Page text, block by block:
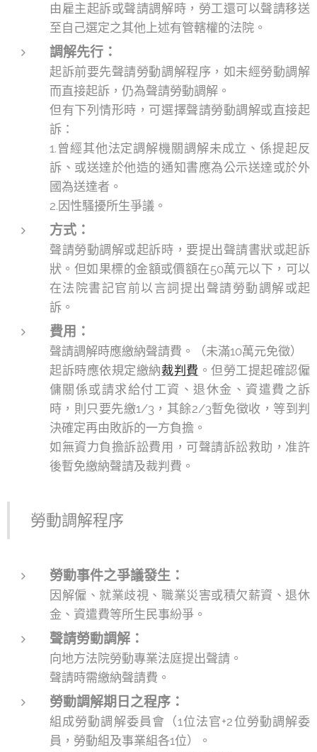
由雇主起訴或聲請調解時，勞工還可以聲請移送
至自己選定之其他上述有管轄權的法院。
調解先行：
起訴前要先聲請勞動調解程序，如未經勞動調解
而直接起訴，仍為聲請勞動調解。
但有下列情形時，可選擇聲請勞動調解或直接起
訴：
1.曾經其他法定調解機關調解未成立、係提起反
訴、或送達於他造的通知書應為公示送達或於外
國為送達者。
2.因性騷擾所生爭議。
方式：
聲請勞動調解或起訴時，要提出聲請書狀或起訴
狀。但如果標的金額或價額在50萬元以下，可以
在法院書記官前以言詞提出聲請勞動調解或起
訴。
費用：
聲請調解時應繳納聲請費。（未滿10萬元免徵）
起訴時應依規定繳納裁判費 。但勞工提起確認僱
傭關係或請求給付工資、退休金、資遣費之訴
時，則只要先繳1/3，其餘2/3暫免徵收，等到判
決確定再由敗訴的一方負擔。
如無資力負擔訴訟費用，可聲請訴訟救助，准許
後暫免繳納聲請及裁判費。
勞動調解程序
勞動事件之爭議發生：
因解僱、就業歧視、職業災害或積欠薪資、退休
金、資遣費等所生民事紛爭。
聲請勞動調解：
向地方法院勞動專業法庭提出聲請。
聲請時需繳納聲請費。
勞動調解期日之程序：
組成勞動調解委員會（1位法官+2位勞動調解委
員，勞動組及事業組各1位）。